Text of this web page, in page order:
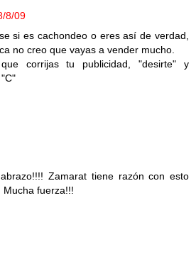
8/09
si es cachondeo o eres así de verdad,
no creo que vayas a vender mucho.
corrijas tu publicidad, "desirte" y
Zamarat tiene razón con esto
fuerza!!!